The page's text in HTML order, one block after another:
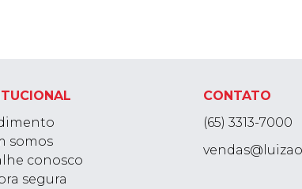
somos
conosco
segura
CONTATO
(65) 3313-7000